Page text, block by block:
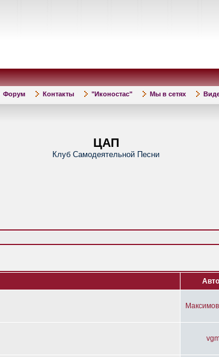
Форум Контакты "Иконостас" Мы в сетях
ЦАП
Клуб Самодеятельной Песни